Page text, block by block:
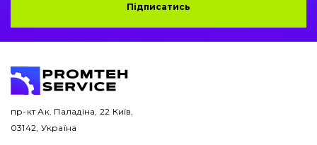
Буровий інструмент
Електрообладнання
Підписатись
пр-кт Ак. Паладіна, 22 Київ,
03142, Україна